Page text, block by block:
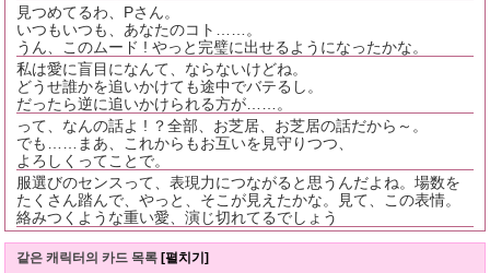
見つめてるわ、Pさん。
いつもいつも、あなたのコト……。
うん、このムード ! やっと完璧に出せるようになったかな。
私は愛に盲目になんて、ならないけどね。
どうせ誰かを追いかけても途中でバテるし。
だったら逆に追いかけられる方が……。
って、なんの話よ ! ？全部、お芝居、お芝居の話だから～。
でも……まあ、これからもお互いを見守りつつ、
よろしくってことで。
服選びのセンスって、表現力につながると思うんだよね。場数を
たくさん踏んで、やっと、そこが見えたかな。見て、この表情。
絡みつくような重い愛、演じ切れてるでしょう
같은 캐릭터의 카드 목록[펼치기]